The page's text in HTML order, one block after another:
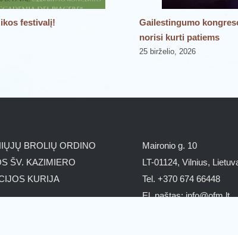
festivalį!
Gailestingumo
norisi kurti patiems
25 birželio, 2026
BROLIŲ ORDINO
ŠV. KAZIMIERO
KURIJA
Maironio g. 10
LT-01124, Vilnius,
Tel. +370 674 66448
El. paštas: info@ofm.lt